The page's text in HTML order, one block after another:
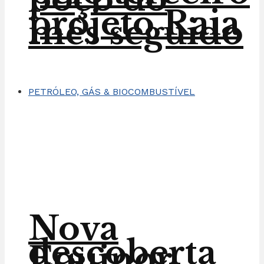
projeto Raia
Nova
descoberta
mês seguido
PETRÓLEO, GÁS & BIOCOMBUSTÍVEL